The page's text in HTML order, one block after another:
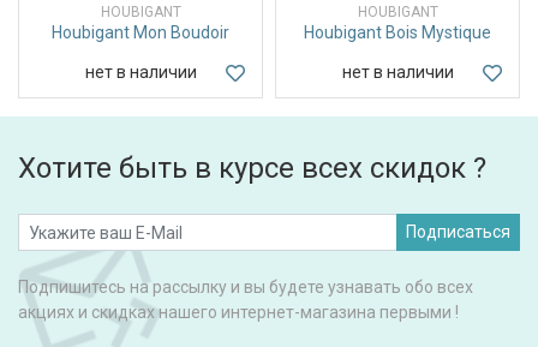
HOUBIGANT
Houbigant Mon Boudoir
нет в наличии
HOUBIGANT
Houbigant Bois Mystique
нет в наличии
Хотите быть в курсе всех скидок ?
Подписаться
Подпишитесь на рассылку и вы будете узнавать обо всех
акциях и скидках нашего интернет-магазина первыми !